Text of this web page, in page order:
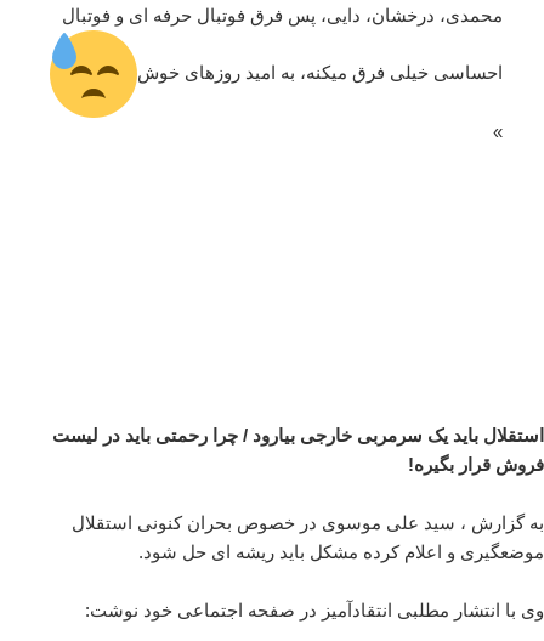
محمدی، درخشان، دایی، پس فرق فوتبال حرفه ای و فوتبال
احساسی خیلی فرق میکنه، به امید روزهای خوش
»
استقلال باید یک سرمربی خارجی بیارود / چرا رحمتی باید در لیست
فروش قرار بگیره!
به گزارش ، سید علی موسوی در خصوص بحران کنونی استقلال
موضعگیری و اعلام کرده مشکل باید ریشه ای حل شود.
وی با انتشار مطلبی انتقادآمیز در صفحه اجتماعی خود نوشت: